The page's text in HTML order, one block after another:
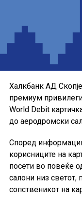
Понудата е
користат
своите
Халкбанк АД
премиум
World Debit
до аеродромски
Според
корисниците на
посети во повеќе
салони низ
сопственикот на